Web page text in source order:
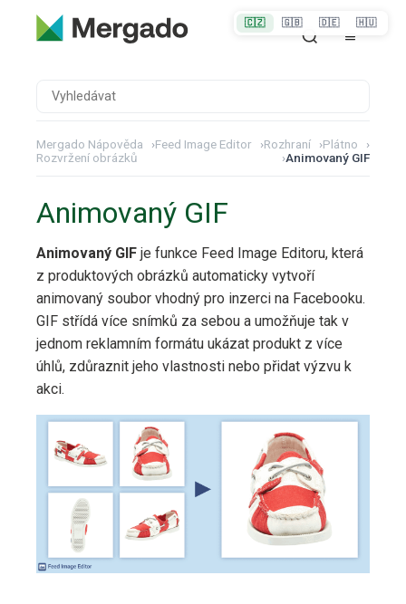
Mergado Nápověda ›Feed Image Editor ›Rozhraní ›Plátno
›
Rozvržení obrázků
›Animovaný GIF
Animovaný GIF
Animovaný GIF je funkce Feed Image Editoru, která
z produktových obrázků automaticky vytvoří
animovaný soubor vhodný pro inzerci na Facebooku.
GIF střídá více snímků za sebou a umožňuje tak v
jednom reklamním formátu ukázat produkt z více
úhlů, zdůraznit jeho vlastnosti nebo přidat výzvu k
akci.
🇨🇿 🇬🇧 🇩🇪 🇭🇺